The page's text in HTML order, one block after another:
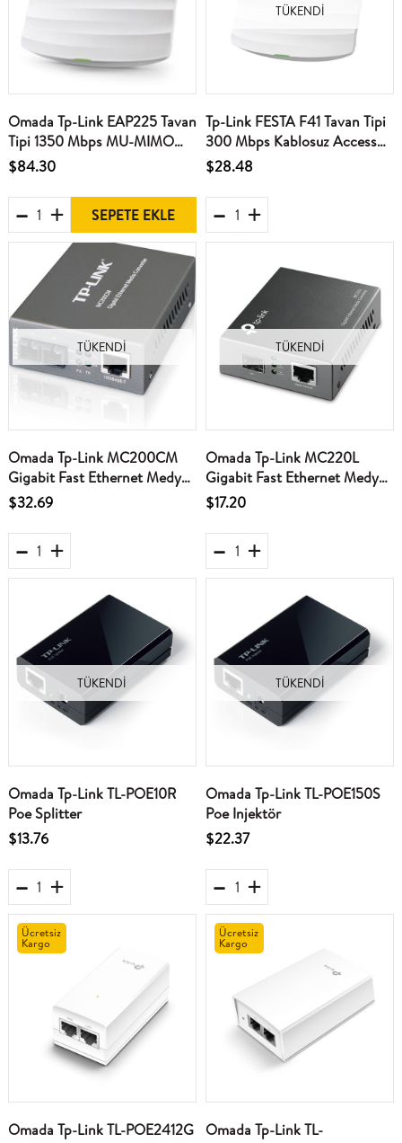
Omada Tp-Link EAP225 Tavan
Tipi 1350 Mbps MU-MIMO
Kablosuz Access Point
$84.30
SEPETE EKLE
TÜKENDI
Tp-Link FESTA F41 Tavan Tipi
300 Mbps Kablosuz Access
Point
$28.48
TÜKENDI
Omada Tp-Link MC200CM
Gigabit Fast Ethernet Medya
Dönüştürücü
$32.69
TÜKENDI
Omada Tp-Link MC220L
Gigabit Fast Ethernet Medya
Dönüştürücü
$17.20
TÜKENDI
Omada Tp-Link TL-POE10R
Poe Splitter
$13.76
TÜKENDI
Omada Tp-Link TL-POE150S
Poe Injektör
$22.37
Omada Tp-Link TL-POE2412G
Ücretsiz
Kargo
Omada Tp-Link TL-
Ücretsiz
Kargo